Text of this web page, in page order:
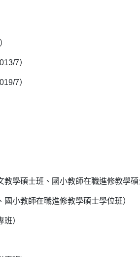
7）
7）
教學碩士班、國小教師在職進修教學碩
國小教師在職進修教學碩士學位班）
）